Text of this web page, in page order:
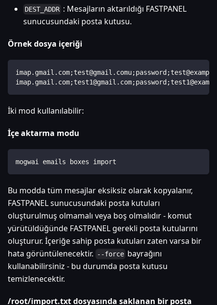
DEST_ADDR : Mesajların aktarıldığı FASTPANEL
sunucusundaki posta kutusu.
Örnek dosya içeriği
İki mod kullanılabilir:
İçe aktarma modu
mogwai emails boxes import
Bu modda tüm mesajlar eksiksiz olarak kopyalanır,
FASTPANEL sunucusundaki posta kutuları
oluşturulmuş olmamalı veya boş olmalıdır - komut
yürütüldüğünde FASTPANEL gerekli posta kutularını
oluşturur. İçeriğe sahip posta kutuları zaten varsa bir
hata görüntülenecektir.
--force bayrağını
kullanabilirsiniz - bu durumda posta kutusu
temizlenecektir.
/root/import.txt dosyasında saklanan bir posta